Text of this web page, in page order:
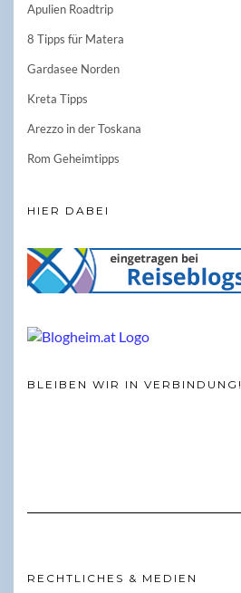
Apulien Roadtrip
8 Tipps für Matera
Gardasee Norden
Kreta Tipps
Arezzo in der Toskana
Rom Geheimtipps
HIER DABEI
BLEIBEN WIR IN VERBINDUNG!
RECHTLICHES & MEDIEN